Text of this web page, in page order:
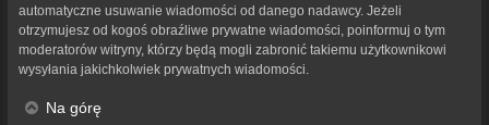
automatyczne usuwanie wiadomości od danego nadawcy. Jeżeli
otrzymujesz od kogoś obraźliwe prywatne wiadomości, poinformuj o tym
moderatorów witryny, którzy będą mogli zabronić takiemu użytkownikowi
wysyłania jakichkolwiek prywatnych wiadomości.
Na górę